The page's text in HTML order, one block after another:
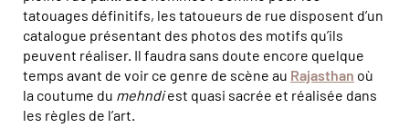
tatouages définitifs, les tatoueurs de rue disposent d’un
catalogue présentant des photos des motifs qu’ils
peuvent réaliser. Il faudra sans doute encore quelque
temps avant de voir ce genre de scène au Rajasthan où
la coutume du mehndiest quasi sacrée et réalisée dans
les règles de l’art.